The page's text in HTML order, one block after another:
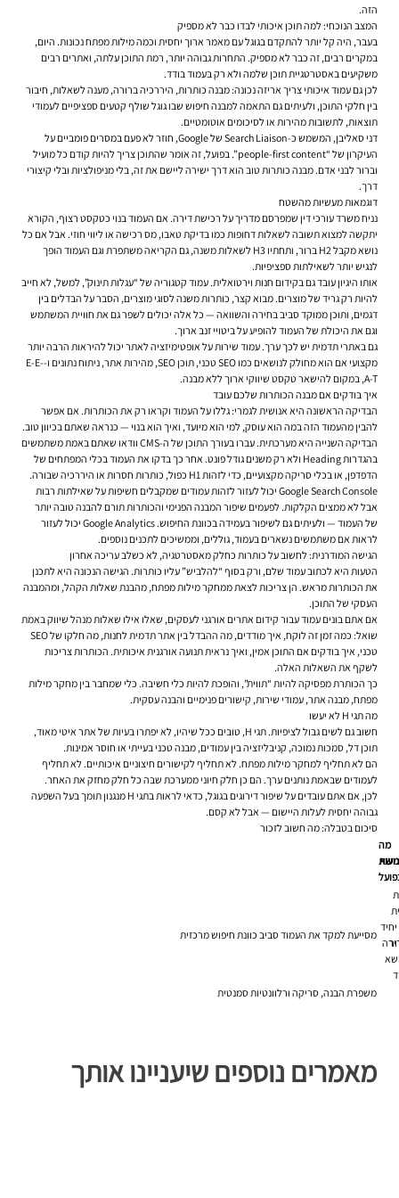
הזה.
המצב הנוכחי: למה תוכן איכותי לבדו כבר לא מספיק
בעבר, היה קל יותר להתקדם בגוגל עם מאמר ארוך יחסית וכמה מילות מפתח נכונות. היום,
במקרים רבים, זה כבר לא מספיק. התחרות גבוהה יותר, רמת התוכן עלתה, ואתרים רבים
משקיעים באסטרטגיית תוכן שלמה ולא רק בעמוד בודד.
לכן גם עמוד איכותי צריך אריזה נכונה: מבנה כותרות, היררכיה ברורה, מענה לשאלות, חיבור
בין חלקי התוכן, ולעיתים גם התאמה למבנה חיפוש שבו גוגל שולף קטעים ספציפיים לעמודי
תוצאות, לתשובות מהירות או לסיכומים אוטומטיים.
דני סאליבן, המשמש כ-Search Liaison של Google, חוזר לא פעם במסרים פומביים על
העיקרון של “people-first content”. בפועל, זה אומר שהתוכן צריך להיות קודם כל מועיל
וברור לבני אדם. מבנה כותרות טוב הוא דרך ישירה ליישם את זה, בלי מניפולציות ובלי קיצורי
דרך.
דוגמאות מעשיות מהשטח
נניח משרד עורכי דין שמפרסם מדריך על רכישת דירה. אם העמוד בנוי כטקסט רצוף, הקורא
יתקשה למצוא תשובה לשאלות דחופות כמו בדיקת טאבו, מס רכישה או ליווי חוזי. אבל אם כל
נושא מקבל H2 ברור, ותחתיו H3 לשאלות משנה, גם הקריאה משתפרת וגם העמוד הופך
לנגיש יותר לשאילתות ספציפיות.
אותו היגיון עובד גם בקידום חנות וירטואלית. עמוד קטגוריה של “עגלות תינוק”, למשל, לא חייב
להיות רק גריד של מוצרים. מבוא קצר, כותרות משנה לסוגי מוצרים, הסבר על הבדלים בין
דגמים, ותוכן ממוקד סביב בחירה והשוואה — כל אלה יכולים לשפר גם את חוויית המשתמש
וגם את היכולת של העמוד להופיע על ביטויי זנב ארוך.
גם באתרי תדמית יש לכך ערך. עמוד שירות על אופטימיזציה לאתר יכול להיראות הרבה יותר
מקצועי אם הוא מחולק לנושאים כמו SEO טכני, תוכן SEO, מהירות אתר, ניתוח נתונים ו-E-E-
A-T, במקום להישאר טקסט שיווקי ארוך ללא מבנה.
איך בודקים אם מבנה הכותרות שלכם עובד
הבדיקה הראשונה היא אנושית לגמרי: גללו על העמוד וקראו רק את הכותרות. אם אפשר
להבין מהעמוד הזה במה הוא עוסק, למי הוא מיועד, ואיך הוא בנוי — כנראה שאתם בכיוון טוב.
הבדיקה השנייה היא מערכתית. עברו בעורך התוכן של ה-CMS וודאו שאתם באמת משתמשים
בהגדרות Heading ולא רק משנים גודל פונט. אחר כך בדקו את העמוד בכלי המפתחים של
הדפדפן, או בכלי סריקה מקצועיים, כדי לזהות H1 כפול, כותרות חסרות או היררכיה שבורה.
Google Search Console יכול לעזור לזהות עמודים שמקבלים חשיפות על שאילתות רבות
אבל לא ממצים הקלקות. לפעמים שיפור המבנה הפנימי והכותרות תורם להבנה טובה יותר
של העמוד — ולעיתים גם לשיפור בעמידה בכוונת החיפוש. Google Analytics יכול לעזור
לראות אם משתמשים נשארים בעמוד, גוללים, וממשיכים לתכנים נוספים.
הגישה המודרנית: לחשוב על כותרות כחלק מאסטרטגיה, לא כשלב עריכה אחרון
הטעות היא לכתוב עמוד שלם, ורק בסוף “להלביש” עליו כותרות. הגישה הנכונה היא לתכנן
את הכותרות מראש. הן צריכות לצאת ממחקר מילות מפתח, מהבנת שאלות הקהל, ומהמבנה
העסקי של התוכן.
אם אתם בונים עמוד עבור קידום אתרים אורגני לעסקים, שאלו אילו שאלות מנהל שיווק באמת
שואל: כמה זמן זה לוקח, איך מודדים, מה ההבדל בין אתר תדמית לחנות, מה חלקו של SEO
טכני, איך בודקים אם התוכן אמין, ואיך נראית תנועה אורגנית איכותית. הכותרות צריכות
לשקף את השאלות האלה.
כך הכותרת מפסיקה להיות “תווית”, והופכת להיות כלי חשיבה. כלי שמחבר בין מחקר מילות
מפתח, מבנה אתר, עמודי שירות, קישורים פנימיים והבנה עסקית.
מה תגי H לא יעשו
חשוב גם לשים גבול לציפיות. תגי H, טובים ככל שיהיו, לא יפתרו בעיות של אתר איטי מאוד,
תוכן דל, סמכות נמוכה, קניבליזציה בין עמודים, מבנה טכני בעייתי או חוסר אמינות.
הם לא תחליף למחקר מילות מפתח. לא תחליף לקישורים חיצוניים איכותיים. לא תחליף
לעמודים שבאמת נותנים ערך. הם כן חלק חיוני ממערכת שבה כל חלק מחזק את האחר.
לכן, אם אתם עובדים על שיפור דירוגים בגוגל, כדאי לראות בתגי H מנגנון תומך בעל השפעה
גבוהה יחסית לעלות היישום — אבל לא קסם.
סיכום בטבלה: מה חשוב לזכור
נושא
מה
H1 יחיד
מסייעת למקד את העמוד סביב כוונת חיפוש מרכזית
משפרת הבנה, סריקה ורלוונטיות סמנטית
מאמרים נוספים שיעניינו אותך